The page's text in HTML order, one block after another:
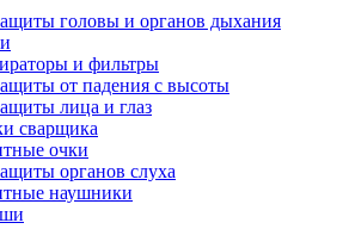
головы и органов дыхания
и фильтры
от падения с высоты
лица и глаз
сварщика
очки
органов слуха
наушники